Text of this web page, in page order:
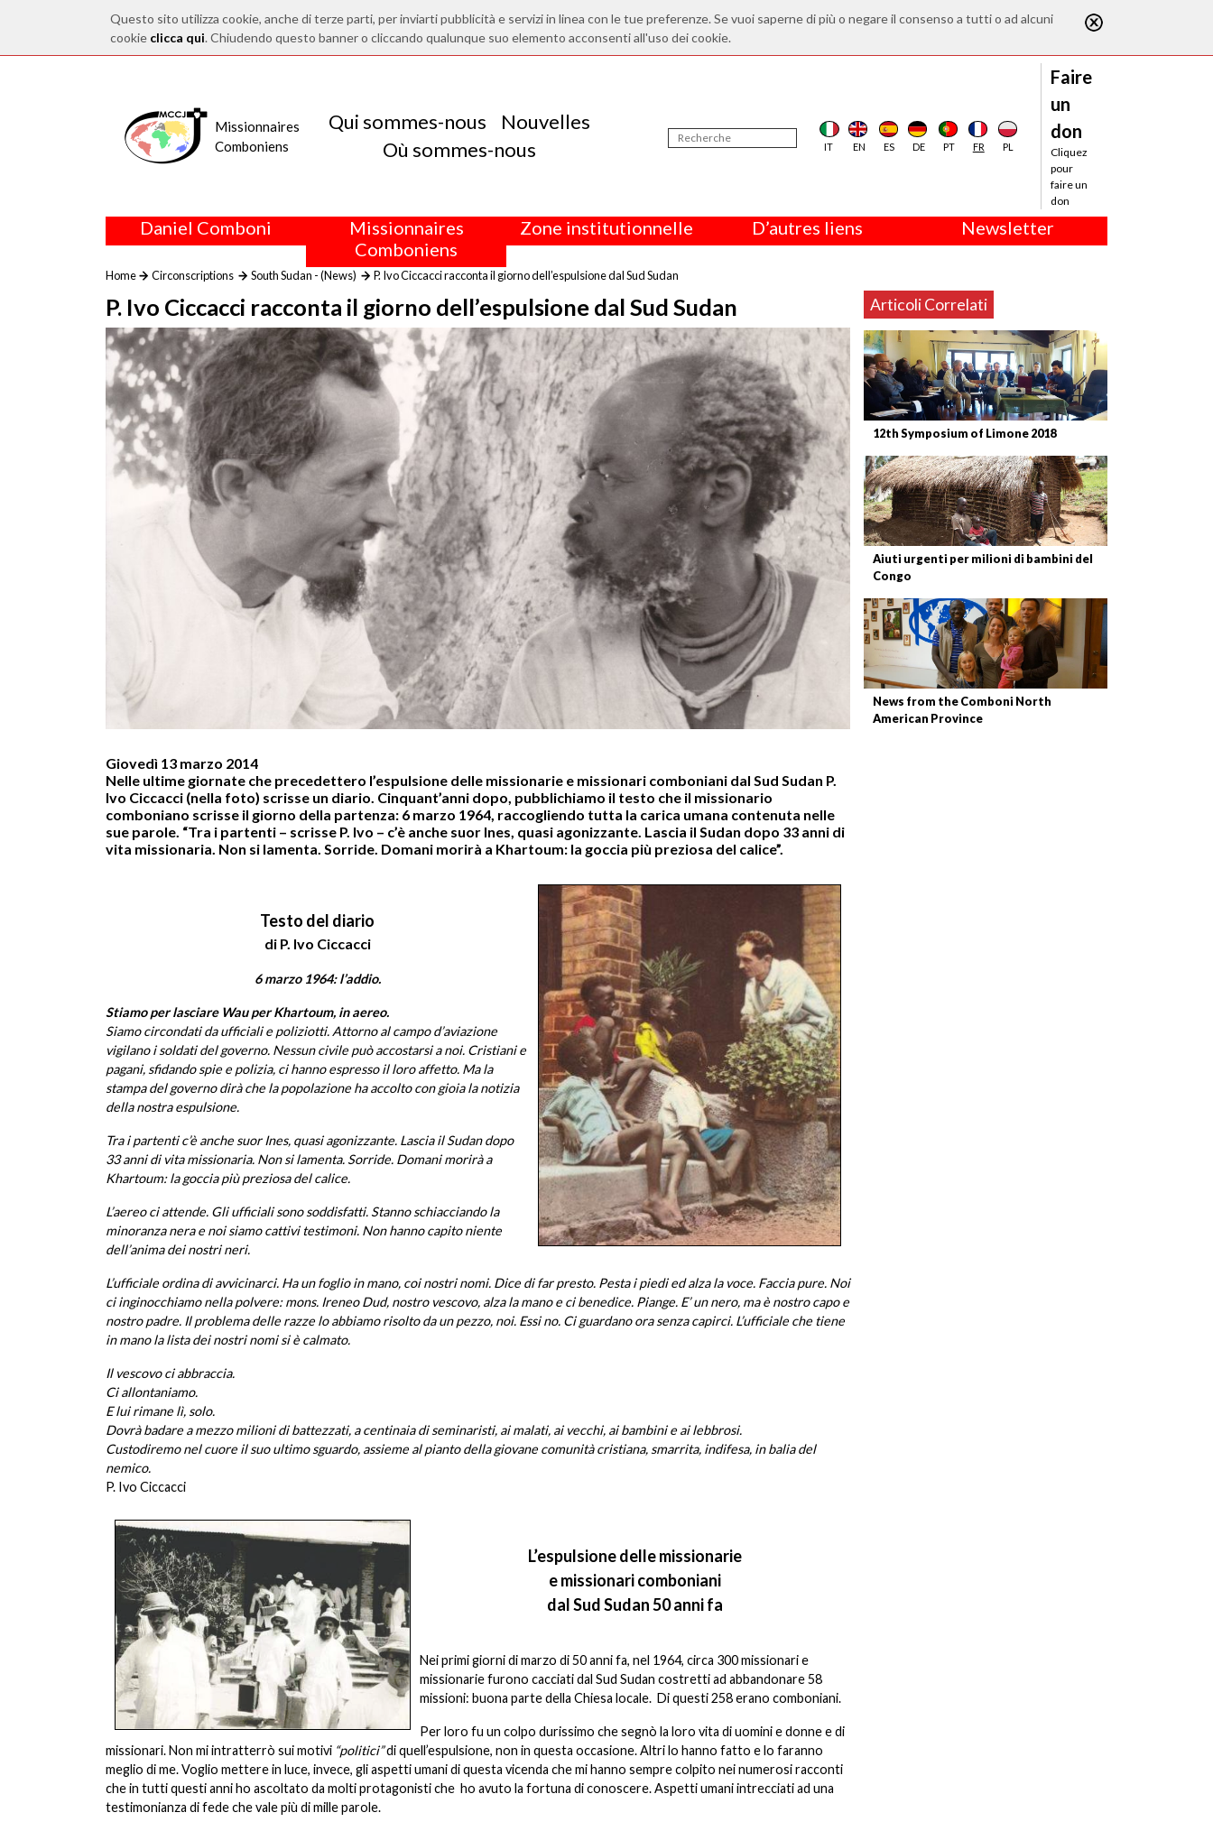
Questo sito utilizza cookie, anche di terze parti, per inviarti pubblicità e servizi in linea con le tue preferenze. Se vuoi saperne di più o negare il consenso a tutti o ad alcuni
cookie clicca qui. Chiudendo questo banner o cliccando qualunque suo elemento acconsenti all'uso dei cookie.
Missionnaires
Comboniens
Qui sommes-nous
Nouvelles
Où sommes-nous
IT EN ES DE PT FR PL
Faire
un
don
Cliquez
pour
faire un
don
Daniel Comboni
Missionnaires
Comboniens
Zone institutionnelle D’autres liens Newsletter
Home Circonscriptions South Sudan - (News) P. Ivo Ciccacci racconta il giorno dell’espulsione dal Sud Sudan
P. Ivo Ciccacci racconta il giorno dell’espulsione dal Sud Sudan Articoli Correlati
12th Symposium of Limone 2018
Aiuti urgenti per milioni di bambini del
Congo
News from the Comboni North
American Province
Giovedì 13 marzo 2014
Nelle ultime giornate che precedettero l’espulsione delle missionarie e missionari comboniani dal Sud Sudan P.
Ivo Ciccacci (nella foto) scrisse un diario. Cinquant’anni dopo, pubblichiamo il testo che il missionario
comboniano scrisse il giorno della partenza: 6 marzo 1964, raccogliendo tutta la carica umana contenuta nelle
sue parole. “Tra i partenti – scrisse P. Ivo – c’è anche suor Ines, quasi agonizzante. Lascia il Sudan dopo 33 anni di
vita missionaria. Non si lamenta. Sorride. Domani morirà a Khartoum: la goccia più preziosa del calice”.
Testo del diario
di P. Ivo Ciccacci
6 marzo 1964: l’addio.
Stiamo per lasciare Wau per Khartoum, in aereo.
Siamo circondati da ufficiali e poliziotti. Attorno al campo d’aviazione
vigilano i soldati del governo. Nessun civile può accostarsi a noi. Cristiani e
pagani, sfidando spie e polizia, ci hanno espresso il loro affetto. Ma la
stampa del governo dirà che la popolazione ha accolto con gioia la notizia
della nostra espulsione.
Tra i partenti c’è anche suor Ines, quasi agonizzante. Lascia il Sudan dopo
33 anni di vita missionaria. Non si lamenta. Sorride. Domani morirà a
Khartoum: la goccia più preziosa del calice.
L’aereo ci attende. Gli ufficiali sono soddisfatti. Stanno schiacciando la
minoranza nera e noi siamo cattivi testimoni. Non hanno capito niente
dell’anima dei nostri neri.
L’ufficiale ordina di avvicinarci. Ha un foglio in mano, coi nostri nomi. Dice di far presto. Pesta i piedi ed alza la voce. Faccia pure. Noi
ci inginocchiamo nella polvere: mons. Ireneo Dud, nostro vescovo, alza la mano e ci benedice. Piange. E’ un nero, ma è nostro capo e
nostro padre. Il problema delle razze lo abbiamo risolto da un pezzo, noi. Essi no. Ci guardano ora senza capirci. L’ufficiale che tiene
in mano la lista dei nostri nomi si è calmato.
Il vescovo ci abbraccia.
Ci allontaniamo.
E lui rimane lì, solo.
Dovrà badare a mezzo milioni di battezzati, a centinaia di seminaristi, ai malati, ai vecchi, ai bambini e ai lebbrosi.
Custodiremo nel cuore il suo ultimo sguardo, assieme al pianto della giovane comunità cristiana, smarrita, indifesa, in balia del
nemico.
P. Ivo Ciccacci
L’espulsione delle missionarie
e missionari comboniani
dal Sud Sudan 50 anni fa
Nei primi giorni di marzo di 50 anni fa, nel 1964, circa 300 missionari e
missionarie furono cacciati dal Sud Sudan costretti ad abbandonare 58
missioni: buona parte della Chiesa locale. Di questi 258 erano comboniani.
Per loro fu un colpo durissimo che segnò la loro vita di uomini e donne e di
missionari. Non mi intratterrò sui motivi “politici”di quell’espulsione, non in questa occasione. Altri lo hanno fatto e lo faranno
meglio di me. Voglio mettere in luce, invece, gli aspetti umani di questa vicenda che mi hanno sempre colpito nei numerosi racconti
che in tutti questi anni ho ascoltato da molti protagonisti che ho avuto la fortuna di conoscere. Aspetti umani intrecciati ad una
testimonianza di fede che vale più di mille parole.